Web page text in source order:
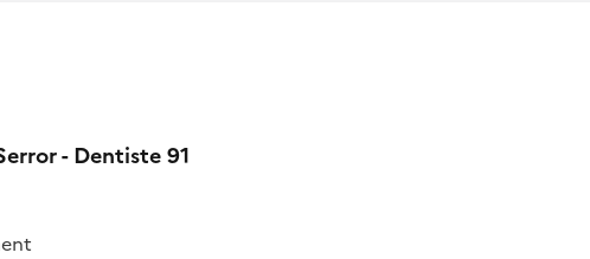
- Dentiste 91